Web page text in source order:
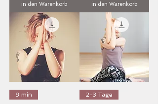
in den Warenkorb in den Warenkorb
9 min 2-3 Tage